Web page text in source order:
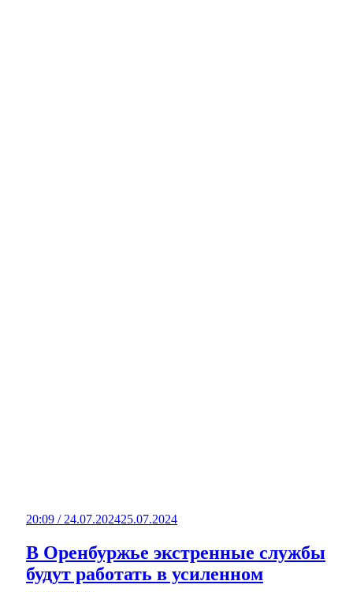
20:09 / 24.07.202425.07.2024
В Оренбуржье экстренные службы
будут работать в усиленном